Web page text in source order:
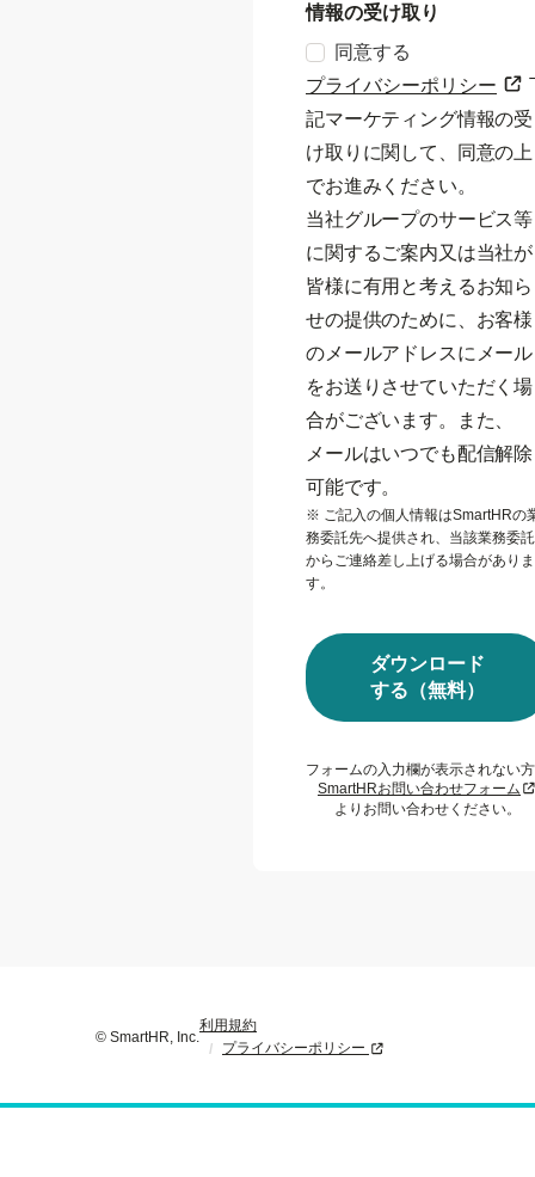
情報の受け取り
同意する
プライバシーポリシー
記マーケティング情報の受
け取りに関して、同意の上
でお進みください。
当社グループのサービス等
に関するご案内又は当社が
皆様に有用と考えるお知ら
せの提供のために、お客様
のメールアドレスにメール
をお送りさせていただく場
合がございます。また、
メールはいつでも配信解除
可能です。
※ ご記入の個人情報はSmartHRの
務委託先へ提供され、当該業務委
からご連絡差し上げる場合がありま
す。
ダウンロード
する（無料）
フォームの入力欄が表示されない
SmartHRお問い合わせフォーム
よりお問い合わせください。
© SmartHR, Inc.
利用規約
プライバシーポリシー 新規タブまたはウィンド